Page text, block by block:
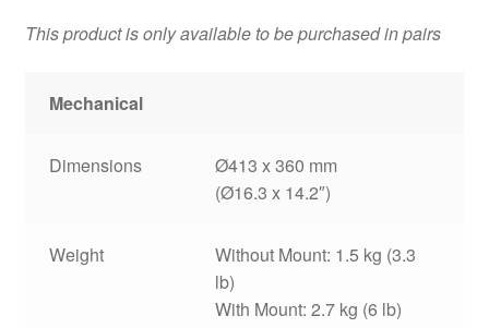
This product is only available to be purchased in pairs
Mechanical
Dimensions
Ø413 x 360 mm
(Ø16.3 x 14.2″)
Weight
Without Mount: 1.5 kg (3.3
lb)
With Mount: 2.7 kg (6 lb)